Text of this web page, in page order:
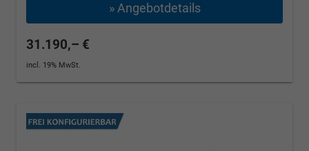
» Angebotdetails
31.190,– €
incl. 19% MwSt.